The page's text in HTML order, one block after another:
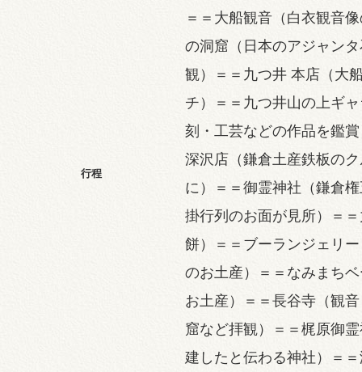
行程
＝＝大船観音（白衣観音
の洞窟（日本のアジャン
観）＝＝九つ井 本店（大
チ）＝＝九つ井山の上ギ
刻・工芸などの作品を鑑
深沢店（鎌倉土産鉄板の
に）＝＝御霊神社（鎌倉
掛行列のお面が見所）＝
餅）＝＝ブーランジェリ
のお土産）＝＝なみまち
お土産）＝＝長谷寺（観
窟など拝観）＝＝梶原御
建したと伝わる神社）＝